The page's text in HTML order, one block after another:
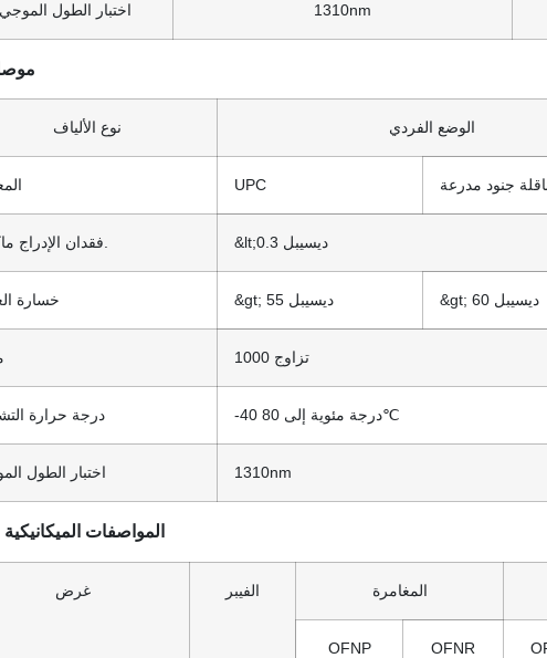
اختبار الطول الموجي 1310nm
نوع الألياف الوضع الفردي
UPC جنود مدرعة
فقدان الإدراج ماكس. &lt;0.3 ديسيبل
خسارة &gt; 55 ديسيبل &gt; 60 ديسيبل
1000 تزاوج
درجة حرارة -40 درجة مئوية إلى 80℃
اختبار الطول 1310nm
المواصفات الميكانيكية
غرض الفيبر المغامرة
OFNP OFNR